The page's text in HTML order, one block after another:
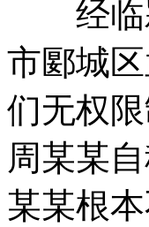
经临颍
市郾城
们无权
周某某
某某根